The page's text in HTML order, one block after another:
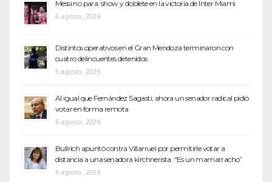
Messi no para: show y doblete en la victoria de Inter Miami
6 agosto, 2026
Distintos operativos en el Gran Mendoza terminaron con
cuatro delincuentes detenidos
5 agosto, 2026
Al igual que Fernández Sagasti, ahora un senador radical pidió
votar en forma remota
5 agosto, 2026
Bullrich apuntó contra Villarruel por permitirle votar a
distancia a una senadora kirchnerista: “Es un mamarracho”
5 agosto, 2026